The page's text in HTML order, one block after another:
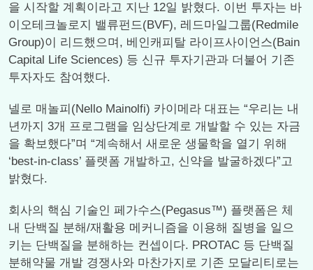
을 시작할 계획이라고 지난 12일 밝혔다. 이번 투자는 바
이오테크놀로지 밸류펀드(BVF), 레드마일그룹(Redmile
Group)이 리드했으며, 베인캐피탈 라이프사이언스(Bain
Capital Life Sciences) 등 신규 투자기관과 더불어 기존
투자자도 참여했다.
넬로 매놀피(Nello Mainolfi) 카이메라 대표는 “우리는 내
년까지 3개 프로그램을 임상단계로 개발할 수 있는 자금
을 확보했다”며 “계속해서 새로운 생물학을 열기 위해
‘best-in-class’ 플랫폼 개발하고, 신약을 발굴하겠다”고
밝혔다.
회사의 핵심 기술인 페가수스(Pegasus™) 플랫폼은 체
내 단백질 분해/재활용 메커니즘을 이용해 질병을 일으
키는 단백질을 분해하는 컨셉이다. PROTAC 등 단백질
분해약물 개발 경쟁사와 마찬가지로 기존 모달리티로는